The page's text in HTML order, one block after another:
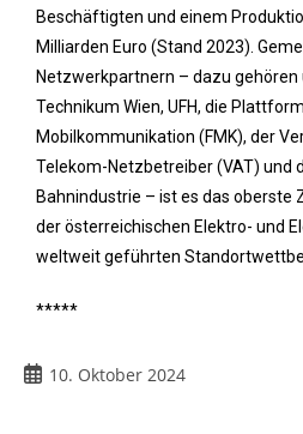
Beschäftigten und einem
Milliarden Euro (Stand 2023).
Netzwerkpartnern – dazu gehören
Technikum Wien, UFH, die
Mobilkommunikation (FMK), der
Telekom-Netzbetreiber (VAT) und
Bahnindustrie – ist es das oberste
der österreichischen Elektro- und
weltweit geführten
*****
10. Oktober 2024